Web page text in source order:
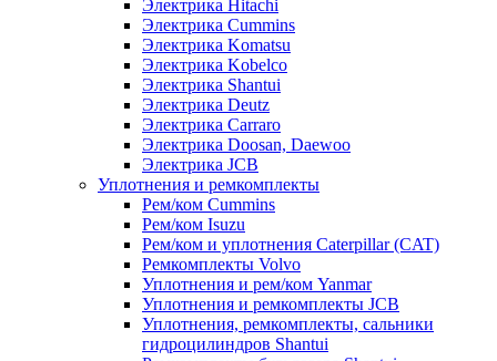
Электрика Hitachi
Электрика Cummins
Электрика Komatsu
Электрика Kobelco
Электрика Shantui
Электрика Deutz
Электрика Carraro
Электрика Doosan, Daewoo
Электрика JCB
Уплотнения и ремкомплекты
Рем/ком Cummins
Рем/ком Isuzu
Рем/ком и уплотнения Caterpillar (CAT)
Ремкомплекты Volvo
Уплотнения и рем/ком Yanmar
Уплотнения и ремкомплекты JCB
Уплотнения, ремкомплекты, сальники
гидроцилиндров Shantui